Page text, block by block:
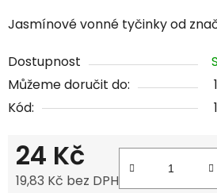
Jasmínové vonné tyčinky od
Dostupnost
Můžeme doručit do:
Kód:
24 Kč
19,83 Kč bez DPH